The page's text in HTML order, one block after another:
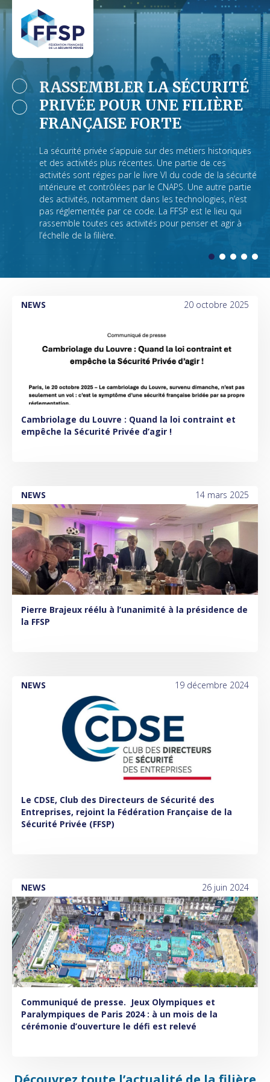
RASSEMBLER LA SÉCURITÉ
PRIVÉE POUR UNE FILIÈRE
FRANÇAISE FORTE
La sécurité privée s’appuie sur des métiers historiques
et des activités plus récentes. Une partie de ces
activités sont régies par le livre VI du code de la sécurité
intérieure et contrôlées par le CNAPS. Une autre partie
des activités, notamment dans les technologies, n’est
pas réglementée par ce code. La FFSP est le lieu qui
rassemble toutes ces activités pour penser et agir à
l’échelle de la filière.
NEWS 20 octobre 2025
Cambriolage du Louvre : Quand la loi contraint et
empêche la Sécurité Privée d’agir !
NEWS 14 mars 2025
Pierre Brajeux réélu à l’unanimité à la présidence de
la FFSP
NEWS 19 décembre 2024
Le CDSE, Club des Directeurs de Sécurité des
Entreprises, rejoint la Fédération Française de la
Sécurité Privée (FFSP)
NEWS 26 juin 2024
Communiqué de presse. Jeux Olympiques et
Paralympiques de Paris 2024 : à un mois de la
cérémonie d’ouverture le défi est relevé